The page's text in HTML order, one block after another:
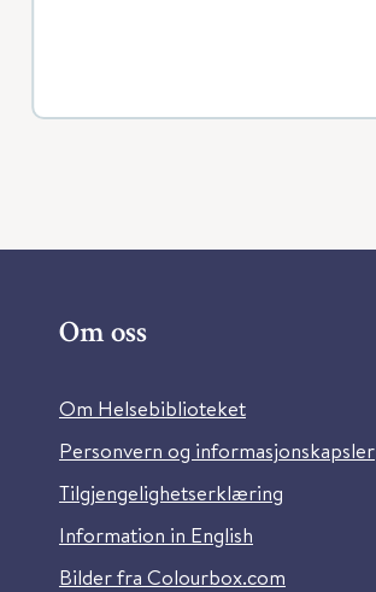
Om oss
Om Helsebiblioteket
Personvern og informasjonskapsler
Tilgjengelighetserklæring
Information in English
Bilder fra Colourbox.com